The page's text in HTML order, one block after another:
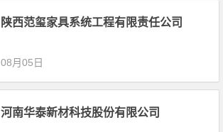
陕西范玺家具系统工程有限责任公司
08月05日
河南华泰新材科技股份有限公司